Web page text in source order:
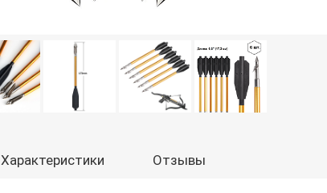
Характеристики Отзывы